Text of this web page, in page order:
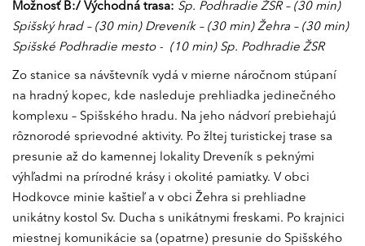
Možnosť B:/ Východná trasa: Sp. Podhradie ŽSR – (30 min)
Spišský hrad – (30 min) Dreveník – (30 min) Žehra – (30 min)
Spišské Podhradie mesto - (10 min) Sp. Podhradie ŽSR
Zo stanice sa návštevník vydá v mierne náročnom stúpaní
na hradný kopec, kde nasleduje prehliadka jedinečného
komplexu – Spišského hradu. Na jeho nádvorí prebiehajú
rôznorodé sprievodné aktivity. Po žltej turistickej trase sa
presunie až do kamennej lokality Dreveník s peknými
výhľadmi na prírodné krásy i okolité pamiatky. V obci
Hodkovce minie kaštieľ a v obci Žehra si prehliadne
unikátny kostol Sv. Ducha s unikátnymi freskami. Po krajnici
miestnej komunikácie sa (opatrne) presunie do Spišského